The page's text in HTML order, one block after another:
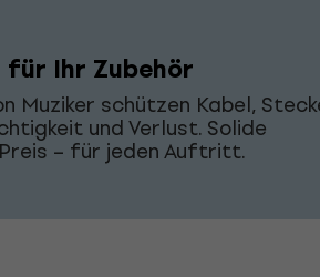
für Ihr Zubehör
Muziker schützen Kabel,
und Verlust. Solide
– für jeden Auftritt.